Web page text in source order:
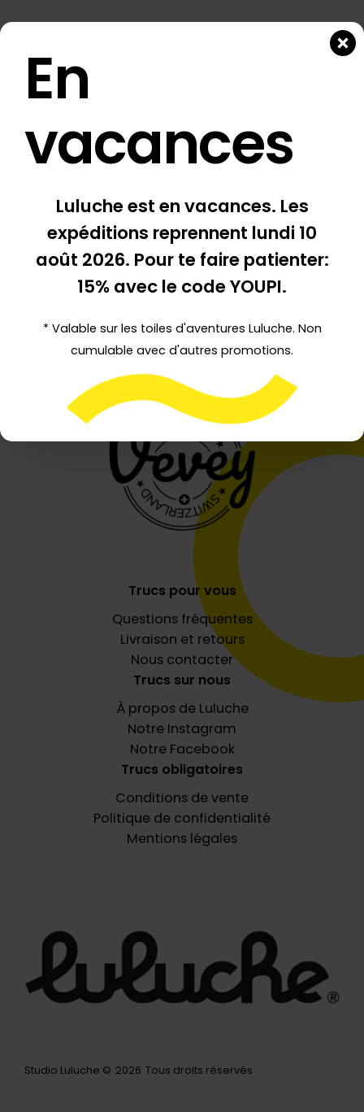
À propos de Printful
Livraison & retours
Trucs pour vous
Questions fréquentes
Livraison et retours
Nous contacter
Trucs sur nous
À propos de Luluche
Notre Instagram
Notre Facebook
Trucs obligatoires
Conditions de vente
Politique de confidentialité
Mentions légales
Studio Luluche © 2026 Tous droits réservés
En
vacances
Luluche est en vacances. Les
expéditions reprennent lundi 10
août 2026. Pour te faire patienter:
15% avec le code YOUPI.
* Valable sur les toiles d'aventures Luluche. Non
cumulable avec d'autres promotions.